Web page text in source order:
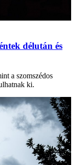
délután és
a szomszédos
ki.